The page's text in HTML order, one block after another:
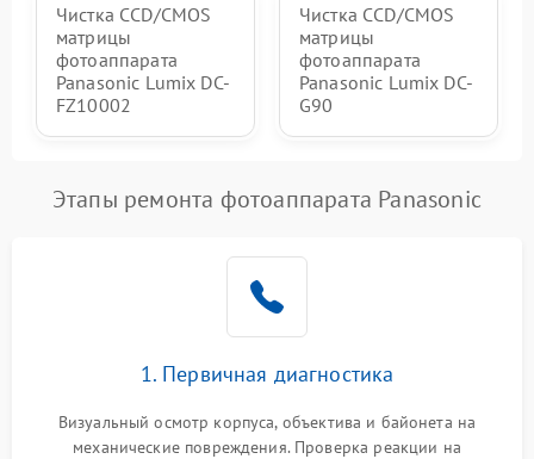
Чистка CCD/CMOS
матрицы
фотоаппарата
Panasonic Lumix DC-
FZ10002
Чистка CCD/CMOS
матрицы
фотоаппарата
Panasonic Lumix DC-
G90
Этапы ремонта фотоаппарата Panasonic
1. Первичная диагностика
Визуальный осмотр корпуса, объектива и байонета на
механические повреждения. Проверка реакции на